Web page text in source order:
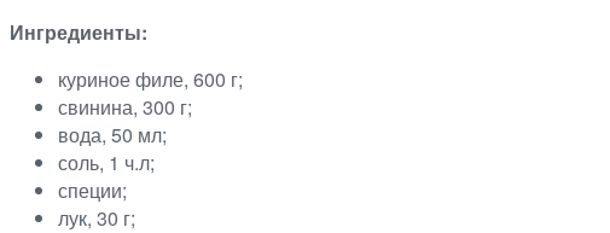
Ингредиенты:
куриное филе, 600 г;
свинина, 300 г;
вода, 50 мл;
соль, 1 ч.л;
специи;
лук, 30 г;